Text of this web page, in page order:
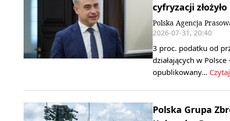
cyfryzacji
Polska Agencja
2026-07-31, 20:40
3 proc. podatku od
działających w
opublikowany…
Polska Grupa